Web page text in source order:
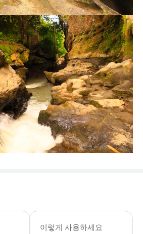
본 액티비티에는 강화된 건강 & 위생
이렇게 사용하세요